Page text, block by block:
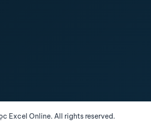
Excel Online. All rights reserved.